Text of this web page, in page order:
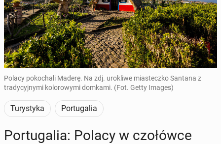
Polacy pokochali Maderę. Na zdj. urokliwe miasteczko Santana z
tradycyjnymi kolorowymi domkami. (Fot. Getty Images)
Turystyka Portugalia
Por­tu­ga­lia: Polacy w czo­łów­ce